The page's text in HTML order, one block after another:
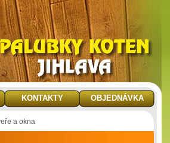
KONTAKTY OBJEDNÁVKA
a okna